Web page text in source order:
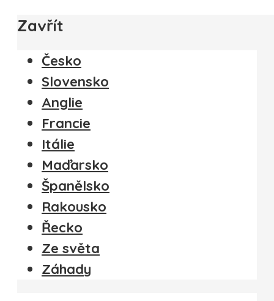
Zavřít
Česko
Slovensko
Anglie
Francie
Itálie
Maďarsko
Španělsko
Rakousko
Řecko
Ze světa
Záhady